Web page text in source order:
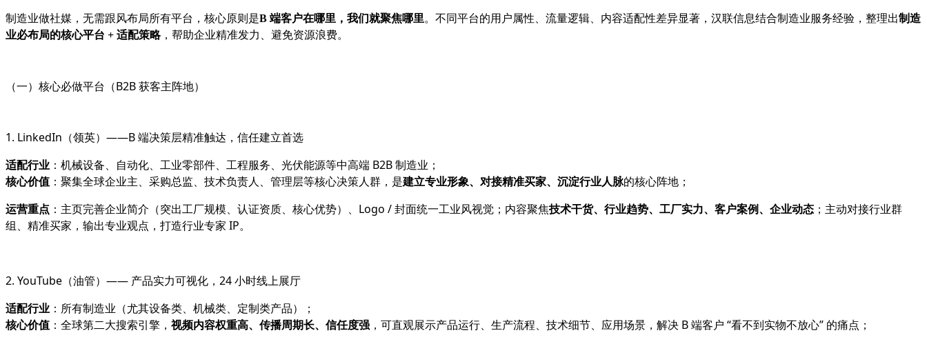
制造业做社媒，无需跟风布局所有平台，核心原则是B 端客户在哪里，我们就聚焦哪里。不同平台的用户属性、流量逻辑、内容适配性差异显著，汉联信息结合制造业服务经验，整理出制造
业必布局的核心平台 + 适配策略，帮助企业精准发力、避免资源浪费。
（一）核心必做平台（B2B 获客主阵地）
1. LinkedIn（领英）——B 端决策层精准触达，信任建立首选
适配行业 ：机械设备、自动化、工业零部件、工程服务、光伏能源等中高端 B2B 制造业；
核心价值：聚集全球企业主、采购总监、技术负责人、管理层等核心决策人群，是建立专业形象、对接精准买家、沉淀行业人脉的核心阵地；
运营重点 ：主页完善企业简介（突出工厂规模、认证资质、核心优势）、Logo / 封面统一工业风视觉；内容聚焦技术干货、行业趋势、工厂实力、客户案例、企业动态；主动对接行业群
组、精准买家，输出专业观点，打造行业专家 IP。
2. YouTube（油管）—— 产品实力可视化，24 小时线上展厅
适配行业 ：所有制造业（尤其设备类、机械类、定制类产品）；
核心价值：全球第二大搜索引擎， 视频内容权重高、传播周期长、信任度强，可直观展示产品运行、生产流程、技术细节、应用场景，解决 B 端客户 “看不到实物不放心” 的痛点；